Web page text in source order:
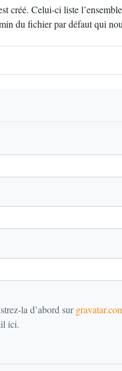
Celui-ci liste
du fichier par défaut qui
la d’abord sur
ici.